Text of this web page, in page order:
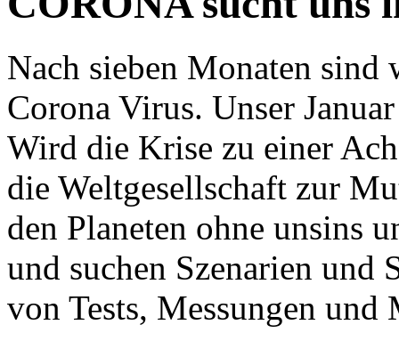
Nach sieben Monaten
Corona Virus. Unser
Wird die Krise zu einer
die Weltgesellschaft zur
den Planeten ohne unsins
und suchen Szenarien und
von Tests, Messungen und